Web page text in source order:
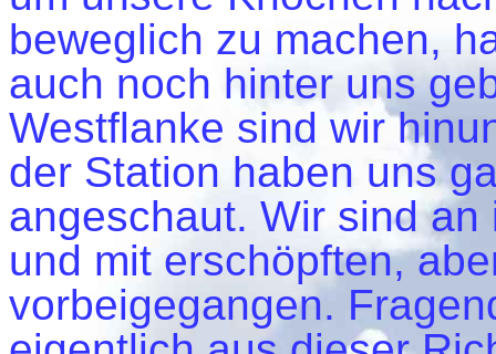
beweglich zu machen,
auch noch hinter uns
Westflanke sind wir
der Station haben uns
angeschaut. Wir sind
und mit erschöpften,
vorbeigegangen.